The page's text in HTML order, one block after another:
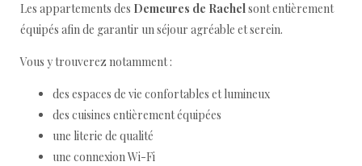
Les appartements des Demeures de Rachelsont entièrement
équipés afin de garantir un séjour agréable et serein.
Vous y trouverez notamment :
des espaces de vie confortables et lumineux
des cuisines entièrement équipées
une literie de qualité
une connexion Wi-Fi